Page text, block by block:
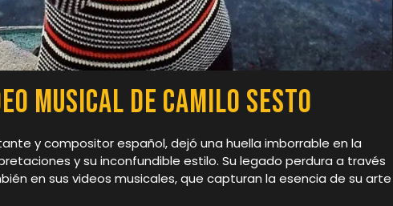
musical de Camilo Sesto
y compositor español, dejó una huella imborrable en la
y su inconfundible estilo. Su legado perdura a través
en sus videos musicales, que capturan la esencia de su arte